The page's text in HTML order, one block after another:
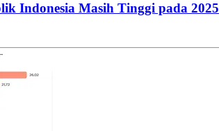
Indonesia Masih Tinggi pada 2025